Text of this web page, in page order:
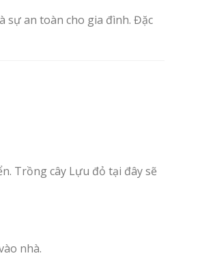
sự an toàn cho gia đình. Đặc
Trồng cây Lựu đỏ tại đây sẽ
nhà.